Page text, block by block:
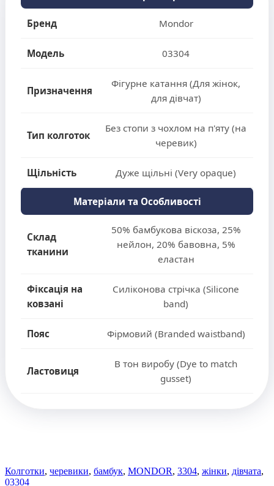
Бренд Mondor
Модель 03304
Призначення
Фігурне катання (Для жінок,
для дівчат)
Тип колготок
Без стопи з чохлом на п'яту (на
черевик)
Щільність Дуже щільні (Very opaque)
Матеріали та Особливості
Склад
тканини
50% бамбукова віскоза, 25%
нейлон, 20% бавовна, 5%
еластан
Фіксація на
ковзані
Силіконова стрічка (Silicone
band)
Пояс Фірмовий (Branded waistband)
Ластовиця
В тон виробу (Dye to match
gusset)
Колготки, черевики, бамбук, MONDOR, 3304, жінки, дівчата,
03304